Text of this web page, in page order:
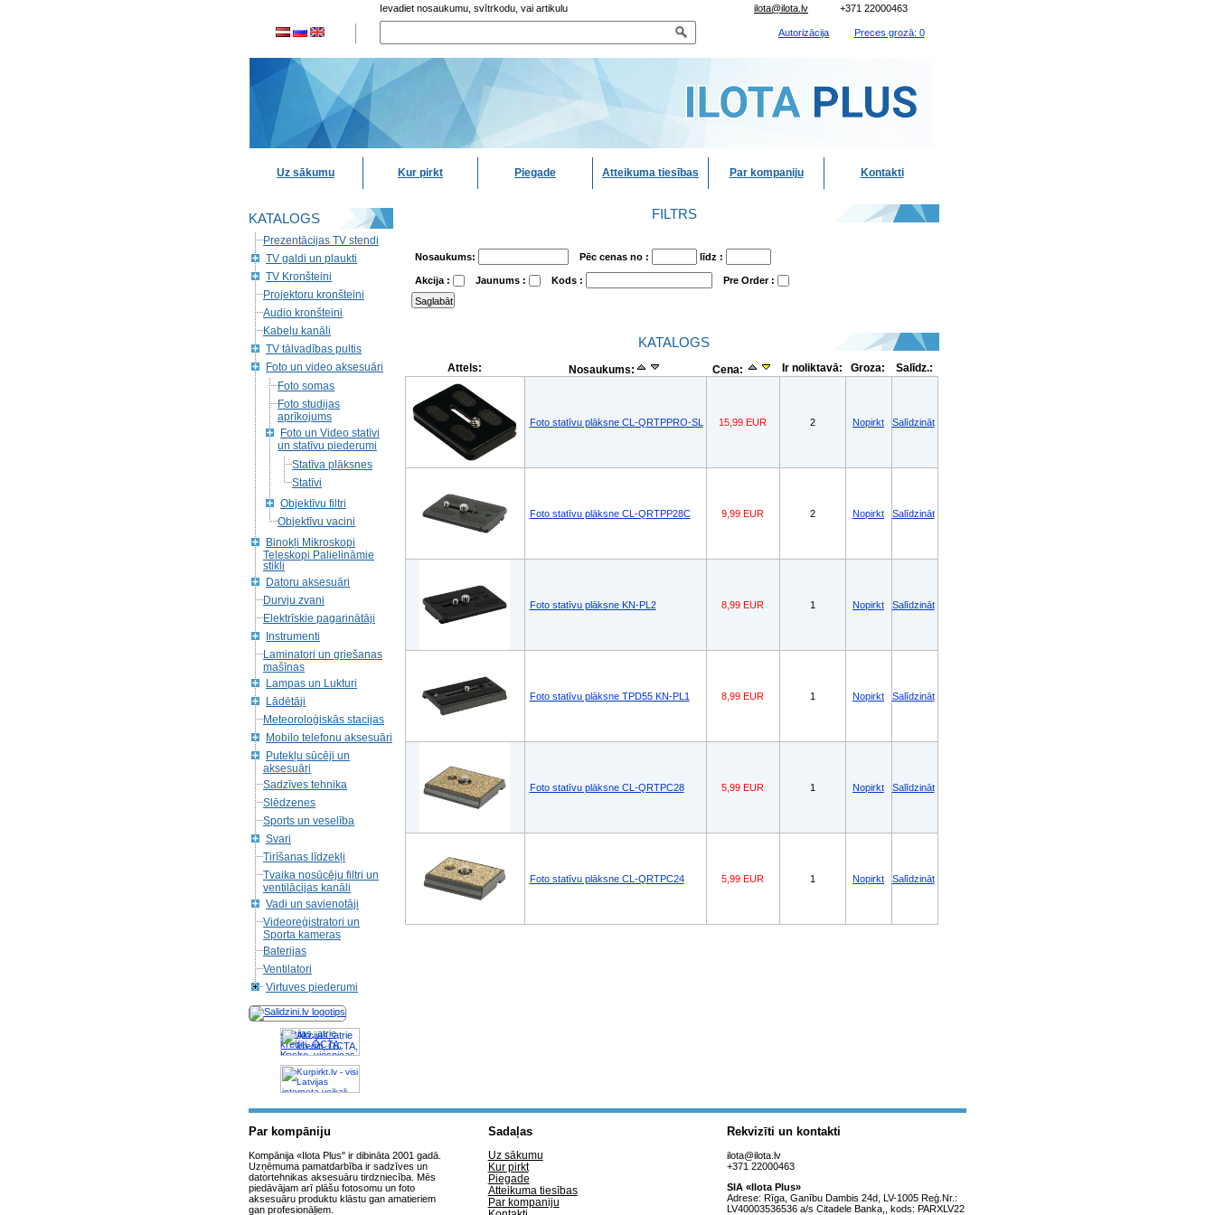
Ievadiet nosaukumu, svītrkodu, vai artikulu
Autorizācija
ilota@ilota.lv
Preces grozā: 0
+371 22000463
Uz sākumu Kur pirkt Piegade Atteikuma tiesības Par kompaniju Kontakti
KATALOGS
Prezentācijas TV stendi
TV galdi un plaukti
TV Kronšteini
Projektoru kronšteini
Audio kronšteini
Kabeļu kanāli
TV tālvadības pultis
Foto un video aksesuāri
Foto somas
Foto studijas
aprīkojums
Foto un Video statīvi
un statīvu piederumi
Statīva plāksnes
Statīvi
Objektīvu filtri
Objektīvu vacini
Binokļi Mikroskopi
Teleskopi Palielināmie
stikli
Datoru aksesuāri
Durvju zvani
Elektrīskie pagarinātāji
Instrumenti
Laminatori un griešanas
mašīnas
Lampas un Lukturi
Lādētāji
Meteoroloģiskās stacijas
Mobilo telefonu aksesuāri
Putekļu sūcēji un
aksesuāri
Sadzīves tehnika
Slēdzenes
Sports un veselība
Svari
Tirīšanas līdzekļi
Tvaika nosūcēju filtri un
ventilācijas kanāli
Vadi un savienotāji
Videoreģistratori un
Sporta kameras
Baterijas
Ventilatori
Virtuves piederumi
Akcijas, atrie
krediti, OCTA,
Kasko, viesnicas,
letas aviobiletes,
taksi, interneta
veikali
FILTRS
Nosaukums: Pēc cenas no : līdz :
Akcija : Jaunums : Kods : Pre Order :
KATALOGS
Attels: Nosaukums: Cena: Ir noliktavā: Groza: Salīdz.:
Foto statīvu plāksne CL-QRTPPRO-SL 15,99 EUR 2 Nopirkt Salīdzināt
Foto statīvu plāksne CL-QRTPP28C 9,99 EUR 2 Nopirkt Salīdzināt
Foto statīvu plāksne KN-PL2 8,99 EUR 1 Nopirkt Salīdzināt
Foto statīvu plāksne TPD55 KN-PL1 8,99 EUR 1 Nopirkt Salīdzināt
Foto statīvu plāksne CL-QRTPC28 5,99 EUR 1 Nopirkt Salīdzināt
Foto statīvu plāksne CL-QRTPC24 5,99 EUR 1 Nopirkt Salīdzināt
Par kompāniju
Kompānija «Ilota Plus" ir dibināta 2001 gadā.
Uzņēmuma pamatdarbība ir sadzīves un
datortehnikas aksesuāru tirdzniecība. Mēs
piedāvājam arī plāšu fotosomu un foto
aksesuāru produktu klāstu gan amatieriem
gan profesionāļiem.
Sadaļas
Uz sākumu
Kur pirkt
Piegade
Atteikuma tiesības
Par kompaniju
Rekvizīti un kontakti
ilota@ilota.lv
+371 22000463
SIA «Ilota Plus»
Adrese: Rīga, Ganību Dambis 24d, LV-1005 Reģ.Nr.:
LV40003536536 a/s Citadele Banka,, kods: PARXLV22